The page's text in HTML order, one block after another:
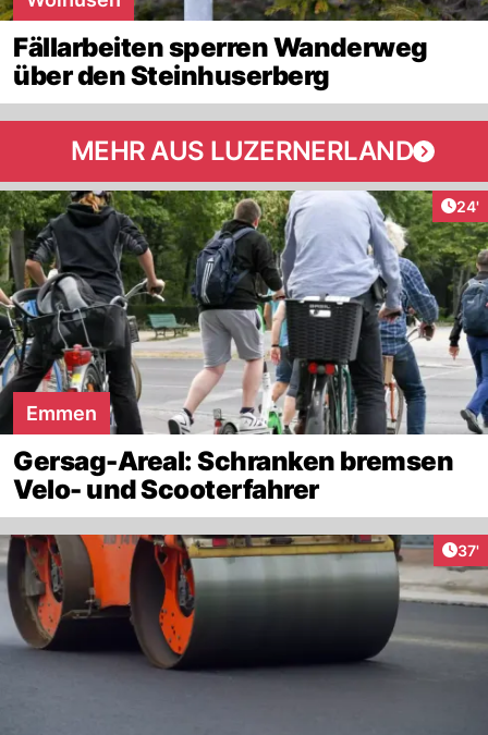
Fällarbeiten sperren Wanderweg
über den Steinhuserberg
MEHR AUS LUZERNERLAND
24'
Emmen
Gersag-Areal: Schranken bremsen
Velo- und Scooterfahrer
37'